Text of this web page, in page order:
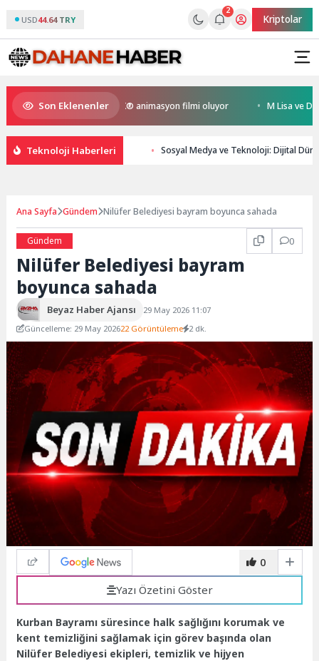
USD44.64 TRY
2
Kriptolar
Son Eklenenler
Kral Türkiye’nin ilk IMAX® animasyon filmi oluyor M Lisa ve Dolu
Teknoloji Haberleri Sosyal Medya ve Teknoloji: Dijital
Ana Sayfa Gündem Nilüfer Belediyesi bayram boyunca sahada
Gündem 0
Nilüfer Belediyesi bayram
boyunca sahada
Beyaz Haber Ajansı
29 May 2026 11:07
Güncelleme: 29 May 202622 Görüntüleme 2 dk.
0
Yazı Özetini Göster
Kurban Bayramı süresince halk sağlığını korumak ve
kent temizliğini sağlamak için görev başında olan
Nilüfer Belediyesi ekipleri, temizlik ve hijyen